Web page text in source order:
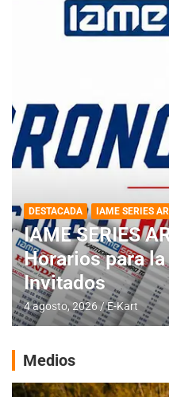
DESTACADA IAME SERIES
IAME SERIES
Horarios para
Invitados
4 agosto, 2026 E-Kart
Medios